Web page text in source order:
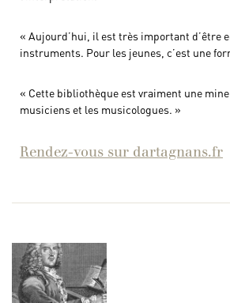
« Aujourd’hui, il est très important d’être
instruments. Pour les jeunes, c’est une
« Cette bibliothèque est vraiment une
musiciens et les musicologues. »
Rendez-vous sur dartagnans.fr
Navigation de